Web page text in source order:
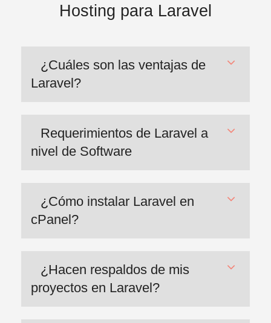
Hosting para Laravel
¿Cuáles son las ventajas de
Laravel?
Requerimientos de Laravel a
nivel de Software
¿Cómo instalar Laravel en
cPanel?
¿Hacen respaldos de mis
proyectos en Laravel?